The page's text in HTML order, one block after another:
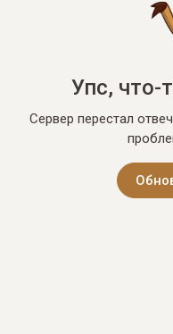
Упс, что-
Сервер перестал